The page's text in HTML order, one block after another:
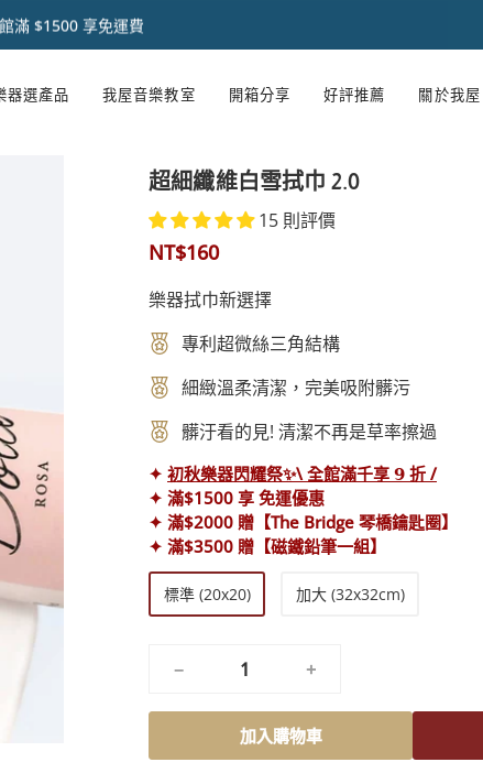
耀 祭 🌿【 全 館 滿 千 享 𝟵 折 】
滿 $1500 享免運費
品✨ 魔鏡樂器拋光膏🪞
禮首選【禮盒優惠套組 🎁】
員 【領取點數1000點】🌟
器選產品 我屋音樂教室 開箱分享 好評推薦 關於我屋
超細纖維白雪拭巾 2.0
15 則評價
NT$160
樂器拭巾新選擇
專利超微絲三角結構
細緻溫柔清潔，完美吸附髒污
髒汙看的見! 清潔不再是草率擦過
✦ 初秋樂器閃耀祭✨\ 全館滿千享 𝟵 折 /
✦ 滿$1500 享 免運優惠
✦ 滿$2000 贈【The Bridge 琴橋鑰匙圈】
✦ 滿$3500 贈【磁鐵鉛筆一組】
尺
標準 (20x20) 加大 (32x32cm)
− +
加入購物車